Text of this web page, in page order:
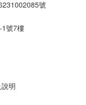
號
1號7樓
明